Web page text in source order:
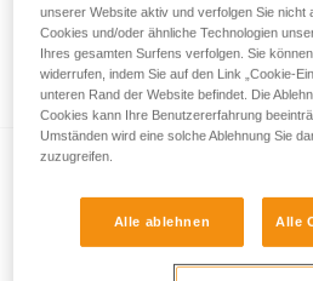
Erreichen eines
unserer Website aktiv und verfolgen Sie nicht
Cookies und/oder ähnliche Technologien
Ihres gesamten Surfens verfolgen. Sie
widerrufen, indem Sie auf den Link „Cookie-
unteren Rand der Website befindet. Die
Cookies kann Ihre Benutzererfahrung
Umständen wird eine solche Ablehnung Sie
zuzugreifen.
Alle ablehnen Alle